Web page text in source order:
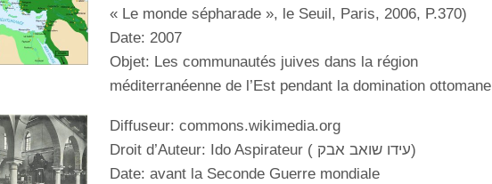
« Le monde sépharade », le Seuil, Paris, 2006, P.370)
Date: 2007
Objet: Les communautés juives dans la région
méditerranéenne de l’Est pendant la domination ottomane
Diffuseur: commons.wikimedia.org
Droit d’Auteur: IdoAspirateur
( עידו שואב אבק)
Date:avant la Seconde Guerre mondiale